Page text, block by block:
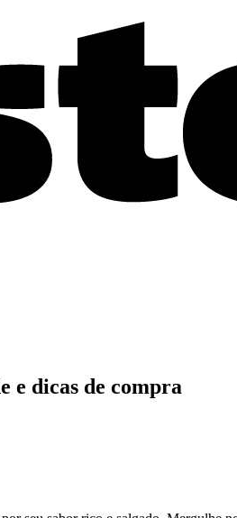
e dicas de compra